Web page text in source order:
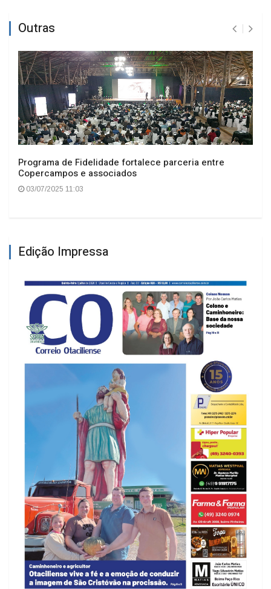
Outras
Programa de Fidelidade fortalece parceria entre
Copercampos e associados
03/07/2025 11:03
Edição Impressa